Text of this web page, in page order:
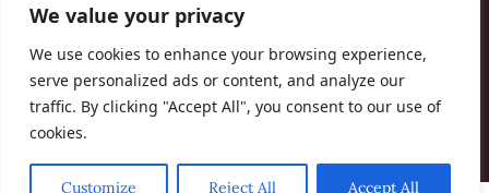
We value your privacy
We use cookies to enhance your browsing experience,
serve personalized ads or content, and analyze our
traffic. By clicking "Accept All", you consent to our use of
cookies.
Customize Reject All Accept All
Cookie policy
Disclaimer Affiliazioni